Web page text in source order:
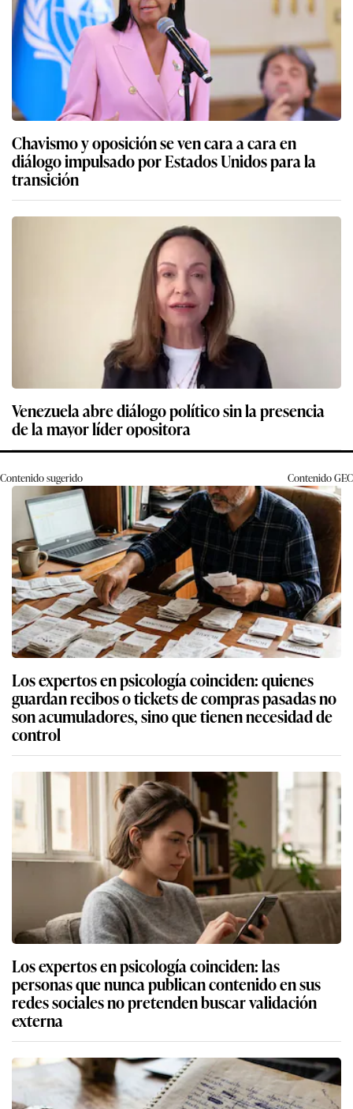
Chavismo y oposición se ven cara a cara en
diálogo impulsado por Estados Unidos para la
transición
Venezuela abre diálogo político sin la presencia
de la mayor líder opositora
Contenido sugerido ContenidoGEC
Los expertos en psicología coinciden: quienes
guardan recibos o tickets de compras pasadas no
son acumuladores, sino que tienen necesidad de
control
Los expertos en psicología coinciden: las
personas que nunca publican contenido en sus
redes sociales no pretenden buscar validación
externa